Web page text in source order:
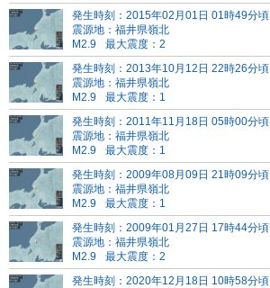
発生時刻：2015年02月01日 01時49分頃
震源地：福井県嶺北
M2.9
最大震度：2
発生時刻：2013年10月12日 22時26分頃
震源地：福井県嶺北
M2.9
最大震度：1
発生時刻：2011年11月18日 05時00分頃
震源地：福井県嶺北
M2.9
最大震度：1
発生時刻：2009年08月09日 21時09分頃
震源地：福井県嶺北
M2.9
最大震度：1
発生時刻：2009年01月27日 17時44分頃
震源地：福井県嶺北
M2.9
最大震度：2
発生時刻：2020年12月18日 10時58分頃